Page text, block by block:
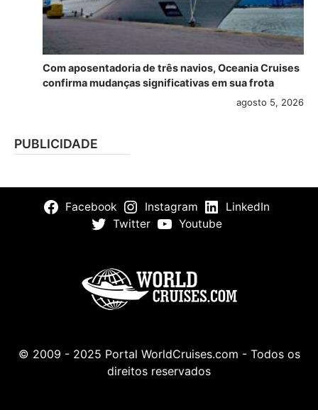
Com aposentadoria de três navios, Oceania Cruises
confirma mudanças significativas em sua frota
agosto 5, 2026
PUBLICIDADE
Facebook Instagram
LinkedIn
Twitter
Youtube
© 2009 - 2025 Portal WorldCruises.com - Todos os
direitos reservados